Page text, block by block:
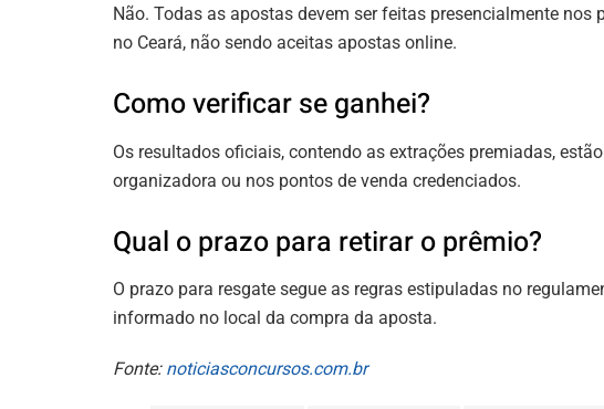
Não. Todas as apostas devem ser feitas presencialmente
no Ceará, não sendo aceitas apostas online.
Como verificar se ganhei?
Os resultados oficiais, contendo as extrações premiadas,
organizadora ou nos pontos de venda credenciados.
Qual o prazo para retirar o prêmio?
O prazo para resgate segue as regras estipuladas no
informado no local da compra da aposta.
Fonte: noticiasconcursos.com.br